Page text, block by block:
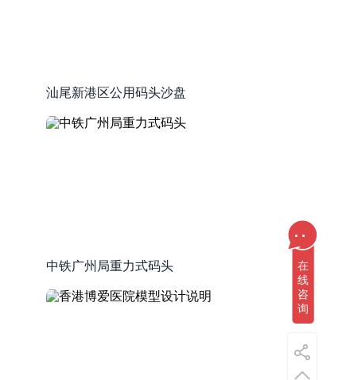
汕尾新港区公用码头沙盘
中铁广州局重力式码头
...
在
线
咨
询